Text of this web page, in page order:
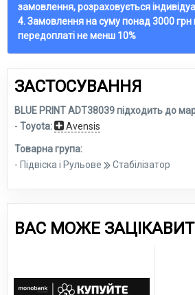
замовлення, розраховується
4. Замовлення на суму понад 3000 грн
передоплаті не менш 10%
ЗАСТОСУВАННЯ
BLUE PRINT ADT38039 підходить до
- Toyota: Avensis
Товарна група:
- Підвіска і Рульове
Стабілізатор
ВАС МОЖЕ